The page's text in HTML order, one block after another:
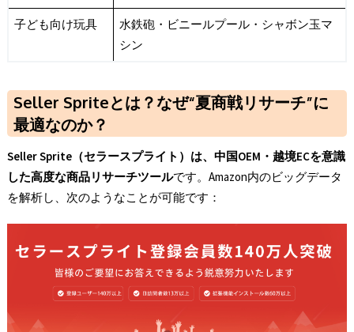
子ども向け玩具
水鉄砲・ビニールプール・シャボン玉マ
シン
Seller Spriteとは？なぜ“夏商戦リサーチ”に
最適なのか？
Seller Sprite（セラースプライト）は、中国OEM ・越境ECを意識
した高度な商品リサーチツールです。Amazon内のビッグデータ
を解析し、次のようなことが可能です：